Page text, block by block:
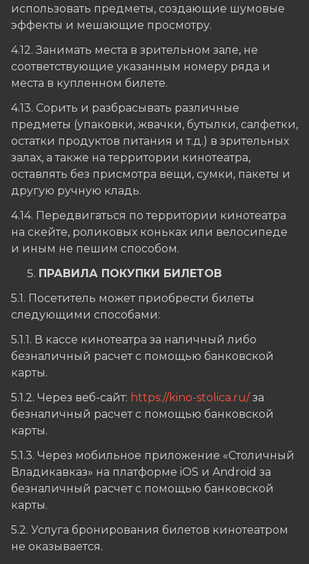
использовать предметы, создающие шумовые
эффекты и мешающие просмотру.
4.12. Занимать места в зрительном зале, не
соответствующие указанным номеру ряда и
места в купленном билете.
4.13. Сорить и разбрасывать различные
предметы (упаковки, жвачки, бутылки, салфетки,
остатки продуктов питания и т.д.) в зрительных
залах, а также на территории кинотеатра,
оставлять без присмотра вещи, сумки, пакеты и
другую ручную кладь.
4.14. Передвигаться по территории кинотеатра
на скейте, роликовых коньках или велосипеде
и иным не пешим способом.
ПРАВИЛА ПОКУПКИ БИЛЕТОВ
5.1. Посетитель может приобрести билеты
следующими способами:
5.1.1. В кассе кинотеатра за наличный либо
безналичный расчет с помощью банковской
карты.
5.1.2. Через веб-сайт: https://kino-stolica.ru/за
безналичный расчет с помощью банковской
карты.
5.1.3. Через мобильное приложение «Столичный
Владикавказ» на платформе iOS и Android за
безналичный расчет с помощью банковской
карты.
5.2. Услуга бронирования билетов кинотеатром
не оказывается.